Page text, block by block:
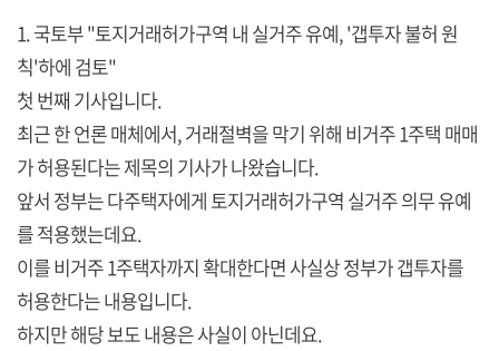
1. 국토부 "토지거래허가구역 내 실거주 유예, '갭투자 불허 원
칙'하에 검토"
첫 번째 기사입니다.
최근 한 언론 매체에서, 거래절벽을 막기 위해 비거주 1주택 매매
가 허용된다는 제목의 기사가 나왔습니다.
앞서 정부는 다주택자에게 토지거래허가구역 실거주 의무 유예
를 적용했는데요.
이를 비거주 1주택자까지 확대한다면 사실상 정부가 갭투자를
허용한다는 내용입니다.
하지만 해당 보도 내용은 사실이 아닌데요.